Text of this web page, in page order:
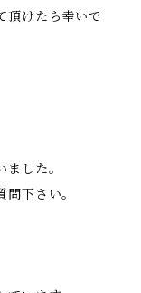
頂けたら幸いで
した。
下さい。